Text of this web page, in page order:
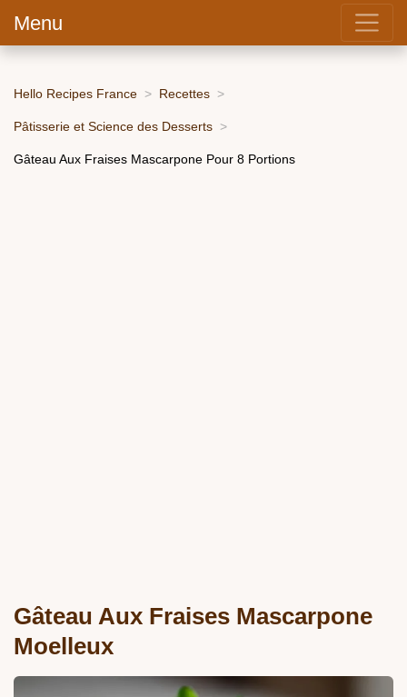
Menu
Hello Recipes France Recettes
Pâtisserie et Science des Desserts
Gâteau Aux Fraises Mascarpone Pour 8 Portions
Gâteau Aux Fraises Mascarpone
Moelleux